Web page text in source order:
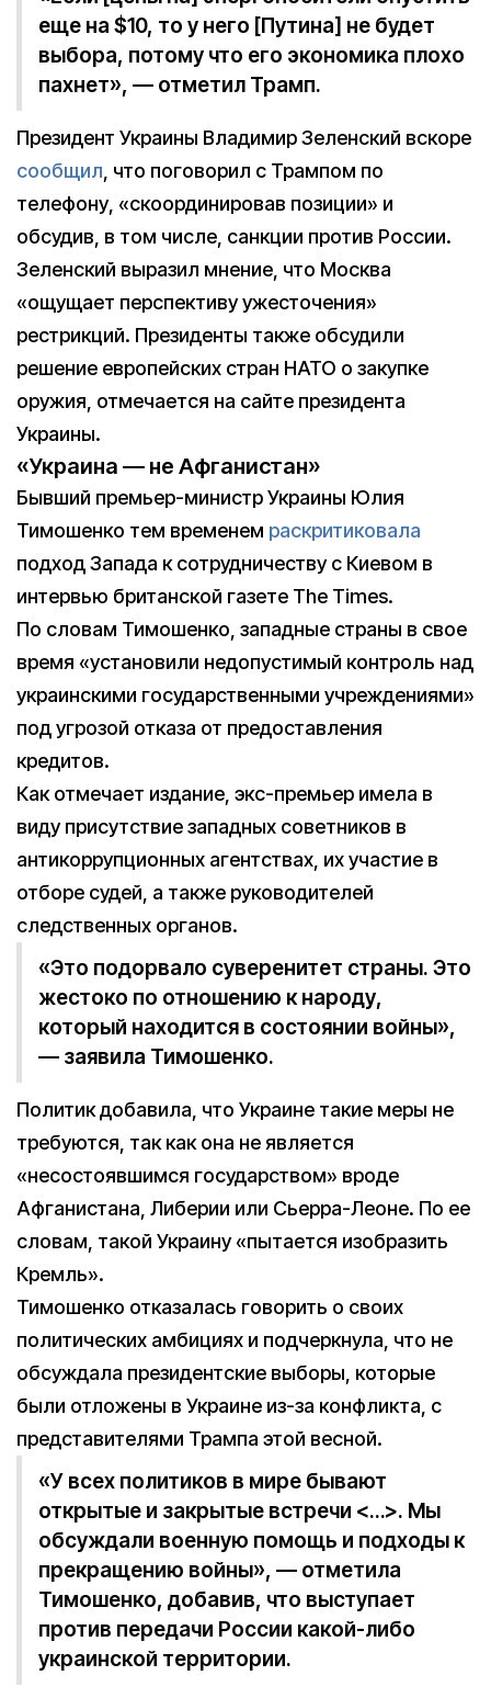
еще на $10, то у него [Путина] не будет
выбора, потому что его экономика плохо
пахнет», — отметил Трамп.
Президент Украины Владимир Зеленский вскоре
сообщил, что поговорил с Трампом по
телефону, «скоординировав позиции» и
обсудив, в том числе, санкции против России.
Зеленский выразил мнение, что Москва
«ощущает перспективу ужесточения»
рестрикций. Президенты также обсудили
решение европейских стран НАТО о закупке
оружия, отмечается на сайте президента
Украины.
«Украина — не Афганистан»
Бывший премьер-министр Украины Юлия
Тимошенко тем временем раскритиковала
подход Запада к сотрудничеству с Киевом в
интервью британской газете The Times.
По словам Тимошенко, западные страны в свое
время «установили недопустимый контроль над
украинскими государственными учреждениями»
под угрозой отказа от предоставления
кредитов.
Как отмечает издание, экс-премьер имела в
виду присутствие западных советников в
антикоррупционных агентствах, их участие в
отборе судей, а также руководителей
следственных органов.
«Это подорвало суверенитет страны. Это
жестоко по отношению к народу,
который находится в состоянии войны»,
— заявила Тимошенко.
Политик добавила, что Украине такие меры не
требуются, так как она не является
«несостоявшимся государством» вроде
Афганистана, Либерии или Сьерра-Леоне. По ее
словам, такой Украину «пытается изобразить
Кремль».
Тимошенко отказалась говорить о своих
политических амбициях и подчеркнула, что не
обсуждала президентские выборы, которые
были отложены в Украине из-за конфликта, с
представителями Трампа этой весной.
«У всех политиков в мире бывают
открытые и закрытые встречи <…>. Мы
обсуждали военную помощь и подходы к
прекращению войны», — отметила
Тимошенко, добавив, что выступает
против передачи России какой-либо
украинской территории.